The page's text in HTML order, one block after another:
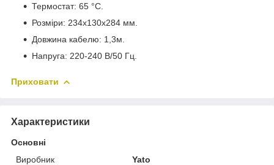
Термостат: 65 °С.
Розміри: 234x130x284 мм.
Довжина кабелю: 1,3м.
Напруга: 220-240 В/50 Гц.
Приховати
Характеристики
Основні
Виробник
Yato